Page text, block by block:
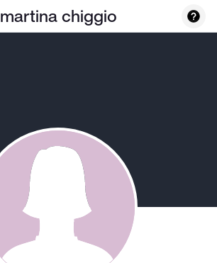
martina chiggio